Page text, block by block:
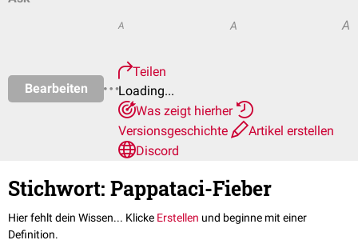
Bearbeiten
A A A
Teilen
Loading...
Was zeigt hierher
Versionsgeschichte
Artikel erstellen
Discord
Stichwort: Pappataci-Fieber
Hier fehlt dein Wissen... Klicke Erstellen und beginne mit einer
Definition.